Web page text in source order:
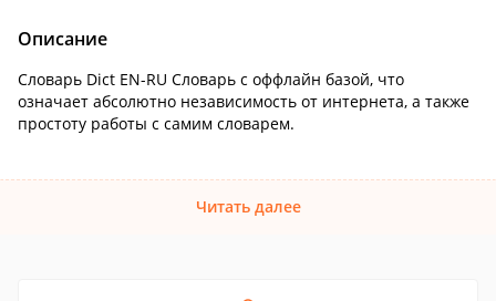
Описание
Словарь Dict EN-RU Словарь с оффлайн базой, что
означает абсолютно независимость от интернета, а также
простоту работы с самим словарем.
Читать далее